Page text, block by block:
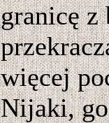
granicę z
więcej
Nijaki,